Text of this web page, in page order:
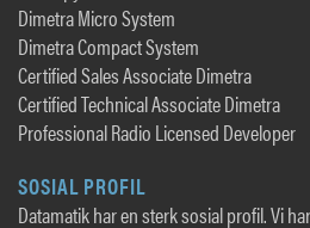
Dimetra Micro System
Dimetra Compact System
Certified Sales Associate Dimetra
Certified Technical Associate Dimetra
Professional Radio Licensed Developer
SOSIAL PROFIL
Datamatik har en sterk sosial profil. Vi